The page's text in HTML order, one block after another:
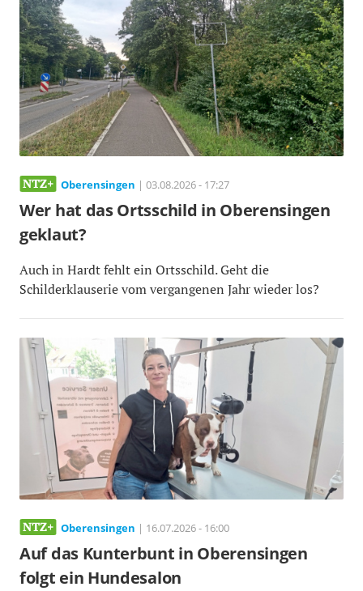
Oberensingen | 03.08.2026 - 17:27
Wer hat das Ortsschild in Oberensingen
geklaut?
Auch in Hardt fehlt ein Ortsschild. Geht die
Schilderklauserie vom vergangenen Jahr wieder los?
Oberensingen | 16.07.2026 - 16:00
Auf das Kunterbunt in Oberensingen
folgt ein Hundesalon